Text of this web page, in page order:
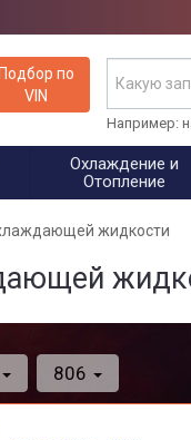
Подбор по
VIN
Например:
Охлаждение и
Отопление
жидкости
806